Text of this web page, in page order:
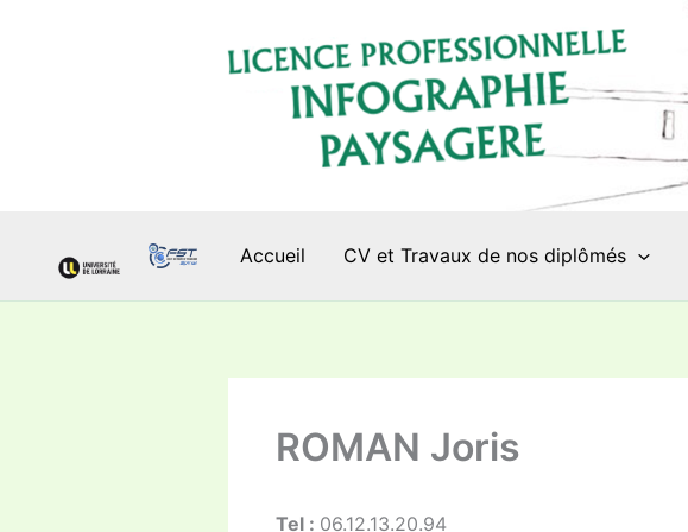
Accueil CV et Travaux de nos diplômés
ROMAN Joris
Tel : 06.12.13.20.94